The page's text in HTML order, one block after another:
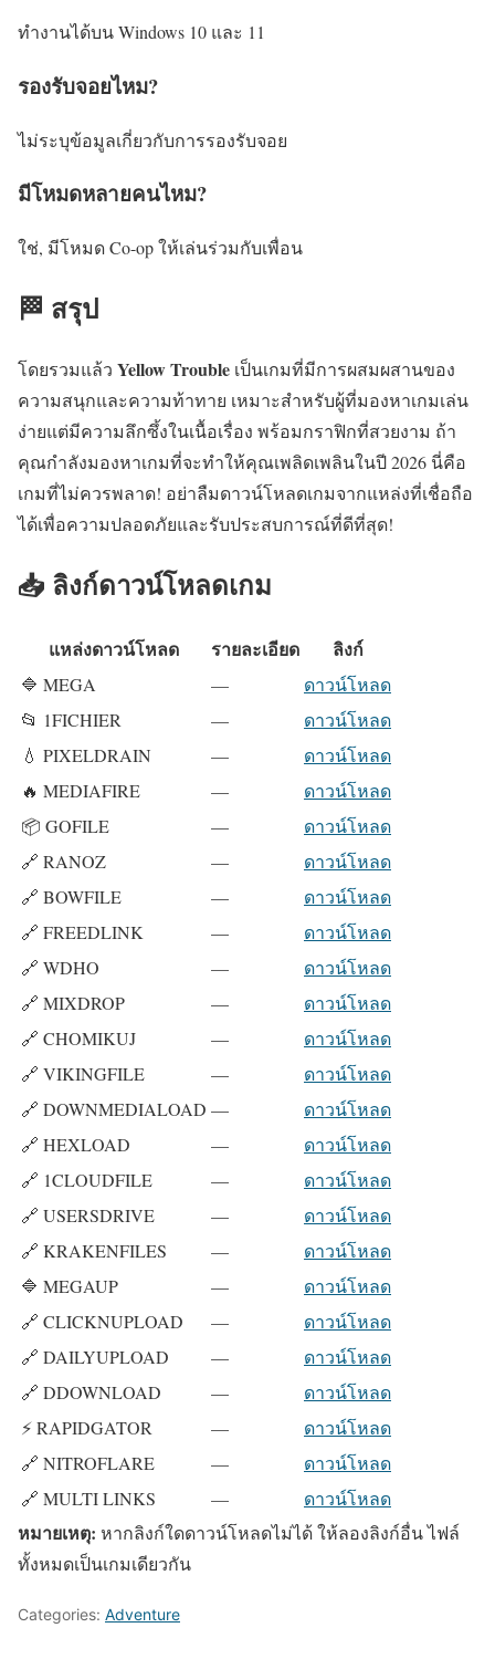
ทำงานได้บน Windows 10 และ 11
รองรับจอยไหม?
ไม่ระบุข้อมูลเกี่ยวกับการรองรับจอย
มีโหมดหลายคนไหม?
ใช่, มีโหมด Co-op ให้เล่นร่วมกับเพื่อน
🏁 สรุป
โดยรวมแล้ว Yellow Trouble เป็นเกมที่มีการผสมผสานของ
ความสนุกและความท้าทาย เหมาะสำหรับผู้ที่มองหาเกมเล่น
ง่ายแต่มีความลึกซึ้งในเนื้อเรื่อง พร้อมกราฟิกที่สวยงาม ถ้า
คุณกำลังมองหาเกมที่จะทำให้คุณเพลิดเพลินในปี 2026 นี่คือ
เกมที่ไม่ควรพลาด! อย่าลืมดาวน์โหลดเกมจากแหล่งที่เชื่อถือ
ได้เพื่อความปลอดภัยและรับประสบการณ์ที่ดีที่สุด!
📥 ลิงก์ดาวน์โหลดเกม
แหล่งดาวน์โหลด รายละเอียด ลิงก์
🔷 MEGA —
ดาวน์โหลด
📂 1FICHIER
—
ดาวน์โหลด
💧 PIXELDRAIN
—
ดาวน์โหลด
🔥 MEDIAFIRE
—
ดาวน์โหลด
📦 GOFILE
—
ดาวน์โหลด
🔗 RANOZ
—
ดาวน์โหลด
🔗 BOWFILE
—
ดาวน์โหลด
🔗 FREEDLINK
—
ดาวน์โหลด
🔗 WDHO
—
ดาวน์โหลด
🔗 MIXDROP
—
ดาวน์โหลด
🔗 CHOMIKUJ
—
ดาวน์โหลด
🔗 VIKINGFILE
—
ดาวน์โหลด
🔗 DOWNMEDIALOAD —
ดาวน์โหลด
🔗 HEXLOAD
—
ดาวน์โหลด
🔗 1CLOUDFILE
—
ดาวน์โหลด
🔗 USERSDRIVE
—
ดาวน์โหลด
🔗 KRAKENFILES
—
ดาวน์โหลด
🔷 MEGAUP
—
ดาวน์โหลด
🔗 CLICKNUPLOAD
—
ดาวน์โหลด
🔗 DAILYUPLOAD
—
ดาวน์โหลด
🔗 DDOWNLOAD
—
ดาวน์โหลด
⚡ RAPIDGATOR
—
ดาวน์โหลด
🔗 NITROFLARE
—
ดาวน์โหลด
🔗 MULTI LINKS
— ดาวน์โหลด
หมายเหตุ: หากลิงก์ใดดาวน์โหลดไม่ได้ ให้ลองลิงก์อื่น ไฟล์
ทั้งหมดเป็นเกมเดียวกัน
Categories: Adventure